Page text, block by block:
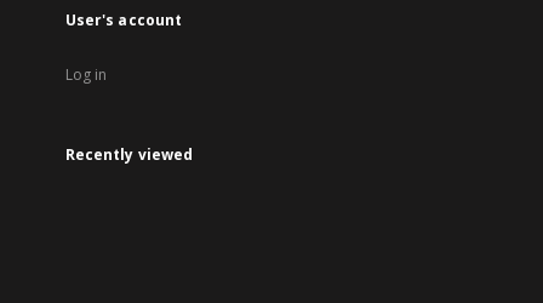
User's account
Log in
Recently viewed